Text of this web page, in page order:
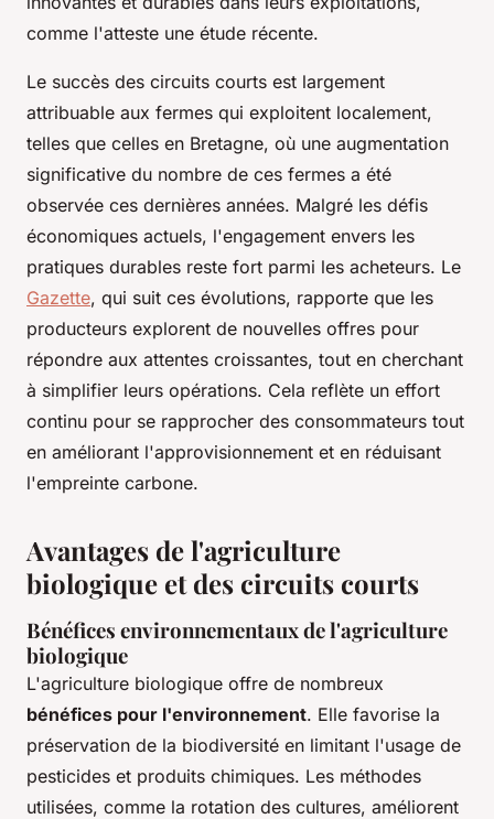
comme l'atteste une étude récente.
Le succès des circuits courts est largement
attribuable aux fermes qui exploitent localement,
telles que celles en Bretagne, où une augmentation
significative du nombre de ces fermes a été
observée ces dernières années. Malgré les défis
économiques actuels, l'engagement envers les
pratiques durables reste fort parmi les acheteurs. Le
Gazette, qui suit ces évolutions, rapporte que les
producteurs explorent de nouvelles offres pour
répondre aux attentes croissantes, tout en cherchant
à simplifier leurs opérations. Cela reflète un effort
continu pour se rapprocher des consommateurs tout
en améliorant l'approvisionnement et en réduisant
l'empreinte carbone.
Avantages de l'agriculture
biologique et des circuits courts
Bénéfices environnementaux de l'agriculture
biologique
L'agriculture biologique offre de nombreux
bénéfices pour l'environnement. Elle favorise la
préservation de la biodiversité en limitant l'usage de
pesticides et produits chimiques. Les méthodes
utilisées, comme la rotation des cultures, améliorent